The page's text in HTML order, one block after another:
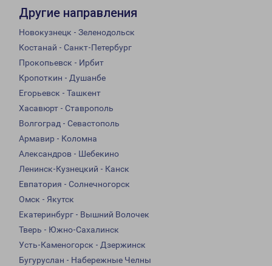
Другие направления
Новокузнецк - Зеленодольск
Костанай - Санкт-Петербург
Прокопьевск - Ирбит
Кропоткин - Душанбе
Егорьевск - Ташкент
Хасавюрт - Ставрополь
Волгоград - Севастополь
Армавир - Коломна
Александров - Шебекино
Ленинск-Кузнецкий - Канск
Евпатория - Солнечногорск
Омск - Якутск
Екатеринбург - Вышний Волочек
Тверь - Южно-Сахалинск
Усть-Каменогорск - Дзержинск
Бугуруслан - Набережные Челны